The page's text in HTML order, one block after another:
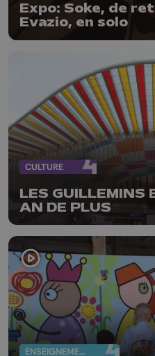
Expo: Soke, de
Evazio, en solo
CULTURE
LES GUILLEMINS
AN DE PLUS
ENSEIGNEMENT